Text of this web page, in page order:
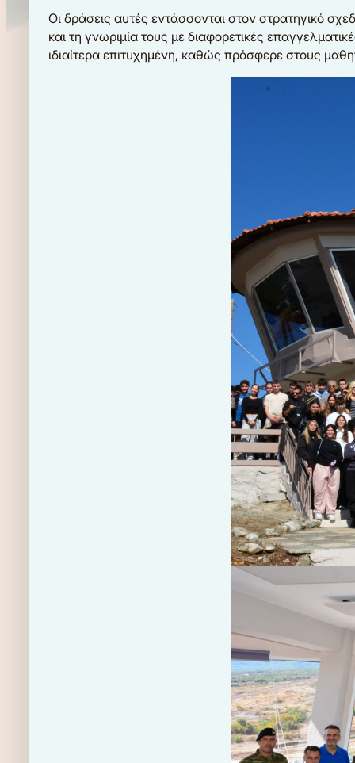
Οι δράσεις αυτές εντάσσονται στον στρατηγικό
και τη γνωριμία τους με διαφορετικές
ιδιαίτερα επιτυχημένη, καθώς πρόσφερε στους